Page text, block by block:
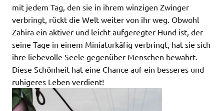
mit jedem Tag, den sie in ihrem winzigen Zwinger
verbringt, rückt die Welt weiter von ihr weg. Obwohl
Zahira ein aktiver und leicht aufgeregter Hund ist, der
seine Tage in einem Miniaturkäfig verbringt, hat sie sich
ihre liebevolle Seele gegenüber Menschen bewahrt.
Diese Schönheit hat eine Chance auf ein besseres und
ruhigeres Leben verdient!